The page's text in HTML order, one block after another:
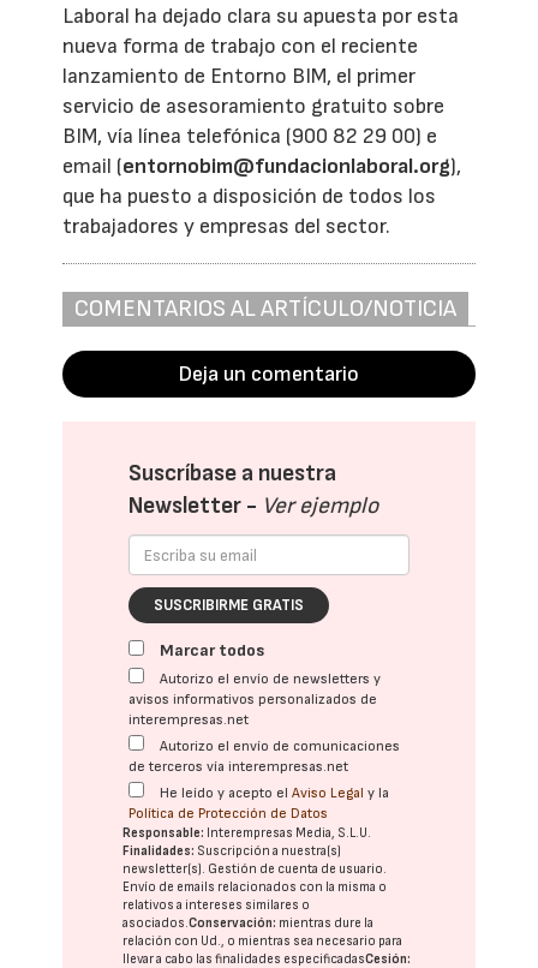
Laboral ha dejado clara su apuesta por esta
nueva forma de trabajo con el reciente
lanzamiento de Entorno BIM, el primer
servicio de asesoramiento gratuito sobre
BIM, vía línea telefónica (900 82 29 00) e
email (entornobim@fundacionlaboral.org),
que ha puesto a disposición de todos los
trabajadores y empresas del sector.
COMENTARIOS AL ARTÍCULO/NOTICIA
Deja un comentario
Suscríbase a nuestra
Newsletter - Ver ejemplo
SUSCRIBIRME GRATIS
Marcar todos
Autorizo el envío de newsletters y
avisos informativos personalizados de
interempresas.net
Autorizo el envío de comunicaciones
de terceros vía interempresas.net
He leído y acepto elAviso Legal y la
Política de Protección de Datos
Responsable: Interempresas Media, S.L.U.
Finalidades: Suscripción a nuestra(s)
newsletter(s). Gestión de cuenta de usuario.
Envío de emails relacionados con la misma o
relativos a intereses similares o
asociados.Conservación: mientras dure la
relación con Ud., o mientras sea necesario para
llevar a cabo las finalidades especificadasCesión: